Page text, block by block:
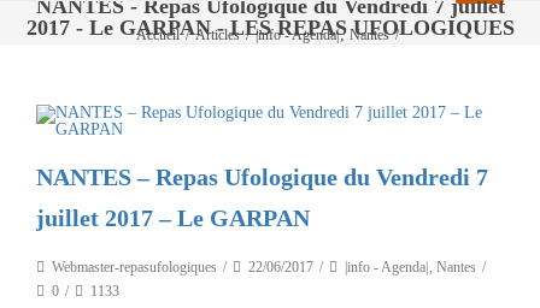
NANTES - Repas Ufologique du Vendredi 7 juillet
2017 - Le GARPAN - LES REPAS UFOLOGIQUES
Accueil / Articles / |info - Agenda|,Nantes /
NANTES – Repas Ufologique du Vendredi 7
juillet 2017 – Le GARPAN
Webmaster-repasufologiques 22/06/2017 |info - Agenda| , Nantes
0
1133